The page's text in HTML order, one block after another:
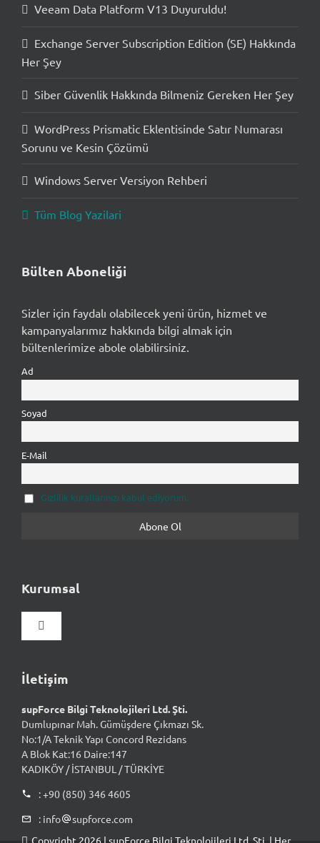
Veeam Data Platform V13 Duyuruldu!
Exchange Server Subscription Edition (SE) Hakkında
Her Şey
Siber Güvenlik Hakkında Bilmeniz Gereken Her Şey
WordPress Prismatic Eklentisinde Satır Numarası
Sorunu ve Kesin Çözümü
Windows Server Versiyon Rehberi
Tüm Blog Yazilari
Bülten Aboneliği
Sizler için faydalı olabilecek yeni ürün, hizmet ve
kampanyalarımız hakkında bilgi almak için
bültenlerimize abole olabilirsiniz.
Ad
Soyad
E-Mail
Gizlilik kurallarınızı kabul ediyorum.
Kurumsal
Gezinmeyi
Vizyon & Misyon
Kalite Yaklaşımımız
İnsan Kaynakları
İletişim
supForce Bilgi Teknolojileri Ltd. Şti.
Dumlupınar Mah. Gümüşdere Çıkmazı Sk.
No:1/A Teknik Yapı Concord Rezidans
A Blok Kat:16 Daire:147
KADIKÖY / İSTANBUL / TÜRKİYE
: +90 (850) 346 4605
: info
supforce.com
Copyright 2026 | supForce Bilgi Teknolojileri Ltd. Şti. | Her